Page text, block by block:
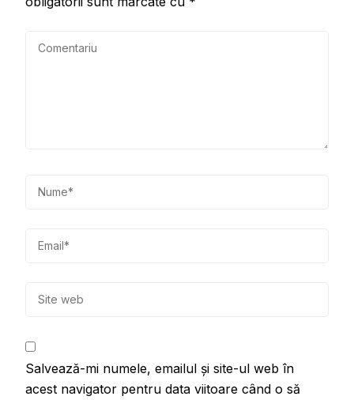
Salvează-mi numele, emailul și site-ul web în
acest navigator pentru data viitoare când o să